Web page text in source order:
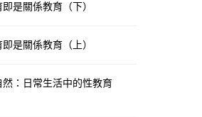
是關係教育（下）
是關係教育（上）
然：日常生活中的性教育